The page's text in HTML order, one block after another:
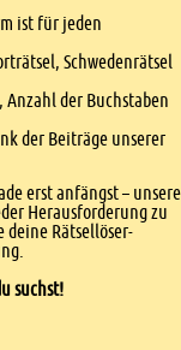
ist für jeden
Schwedenrätsel
der Buchstaben
der Beiträge unserer
erst anfängst – unsere
Herausforderung zu
Rätsellöser-
suchst!